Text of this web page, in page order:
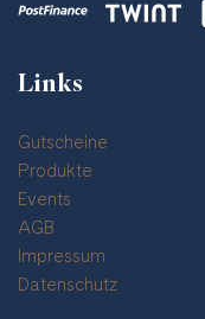
Links
Gutscheine
Produkte
Events
AGB
Impressum
Datenschutz